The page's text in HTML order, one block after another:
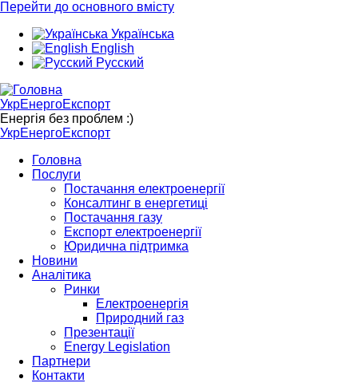
Перейти до основного вмісту
Українська
English
Русский
УкрЕнергоЕкспорт
Енергія без проблем :)
УкрЕнергоЕкспорт
Головна
Послуги
Постачання електроенергії
Консалтинг в енергетиці
Постачання газу
Експорт електроенергії
Юридична підтримка
Новини
Аналітика
Ринки
Електроенергія
Природний газ
Презентації
Energy Legislation
Партнери
Контакти